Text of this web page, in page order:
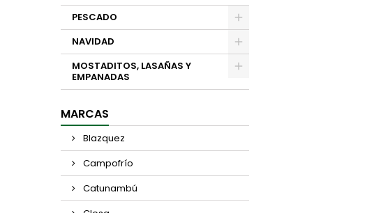
PESCADO
NAVIDAD
MOSTADITOS, LASAÑAS Y
EMPANADAS
MARCAS
Blazquez
Campofrío
Catunambú